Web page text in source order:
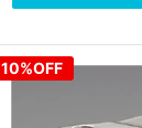
10%OFF